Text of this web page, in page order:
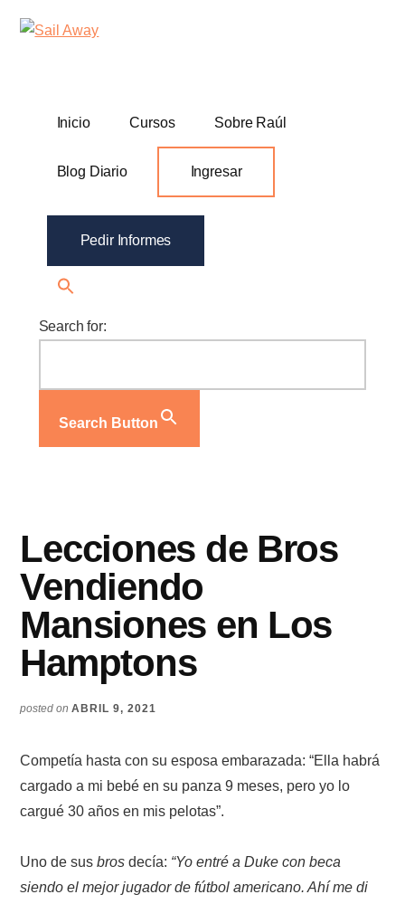
Additional
menu
Sail
Academia
Inicio
Cursos Sobre Raúl
Blog Diario Ingresar
Pedir Informes
Search for:
Search Button
Lecciones de Bros
Vendiendo
Mansiones en Los
Hamptons
posted onABRIL 9, 2021
Competía hasta con su esposa embarazada: “Ella habrá
cargado a mi bebé en su panza 9 meses, pero yo lo
cargué 30 años en mis pelotas”.
Uno de susbros decía: “Yo entré a Duke con beca
siendo el mejor jugador de fútbol americano. Ahí me di